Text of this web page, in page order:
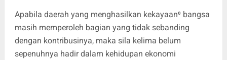
Apabila daerah yang menghasilkan kekayaan⁰ bangsa
masih memperoleh bagian yang tidak sebanding
dengan kontribusinya, maka sila kelima belum
sepenuhnya hadir dalam kehidupan ekonomi